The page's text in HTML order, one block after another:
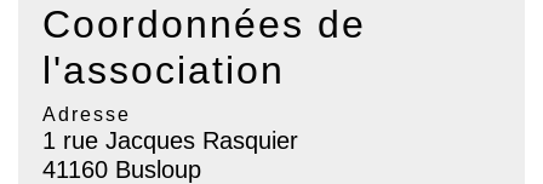
Coordonnées de
l'association
Adresse
1 rue Jacques Rasquier
41160 Busloup